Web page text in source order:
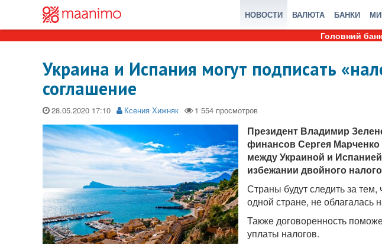
НОВОСТИ ВАЛЮТА БАНКИ
Головний
Украина и Испания могут подписать
соглашение
28.05.2020 Ксения Хижняк
Президент Владимир
финансов Сергея
между Украиной и
избежании двойного
Страны будут следить за
одной стране, не облагалась
Также договоренность
уплаты налогов.